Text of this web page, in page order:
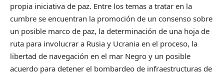
propia iniciativa de paz. Entre los temas a tratar en la
cumbre se encuentran la promoción de un consenso sobre
un posible marco de paz, la determinación de una hoja de
ruta para involucrar a Rusia y Ucrania en el proceso, la
libertad de navegación en el mar Negro y un posible
acuerdo para detener el bombardeo de infraestructuras de